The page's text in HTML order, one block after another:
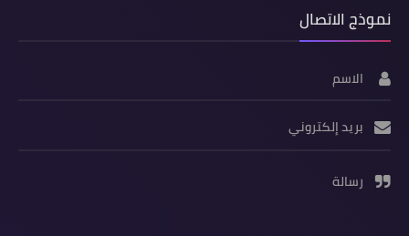
نموذج الاتصال
الاسم
بريد إلكتروني
رسالة